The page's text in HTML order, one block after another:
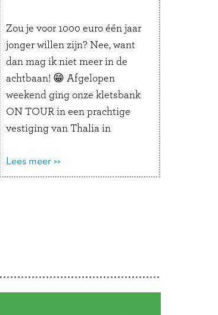
Zou je voor 1000 euro één jaar
jonger willen zijn? Nee, want
dan mag ik niet meer in de
achtbaan! 😁 Afgelopen
weekend ging onze kletsbank
ON TOUR in een prachtige
vestiging van Thalia in
‘Plaudercouch’ werden de
leukste duo-gesprekjes
Lees meer >>